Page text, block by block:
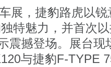
展，捷豹路虎以
独特魅力，并首次
震撼登场。展台
与捷豹F-TYPE